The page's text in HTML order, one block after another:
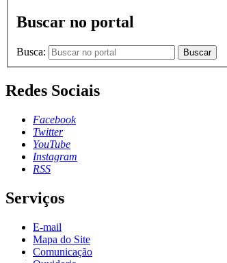
Buscar no portal
Busca: Buscar
Redes Sociais
Facebook
Twitter
YouTube
Instagram
RSS
Serviços
E-mail
Mapa do Site
Comunicação